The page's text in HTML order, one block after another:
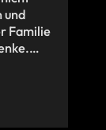
und
Familie